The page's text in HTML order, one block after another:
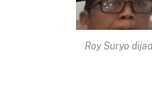
Roy Suryo